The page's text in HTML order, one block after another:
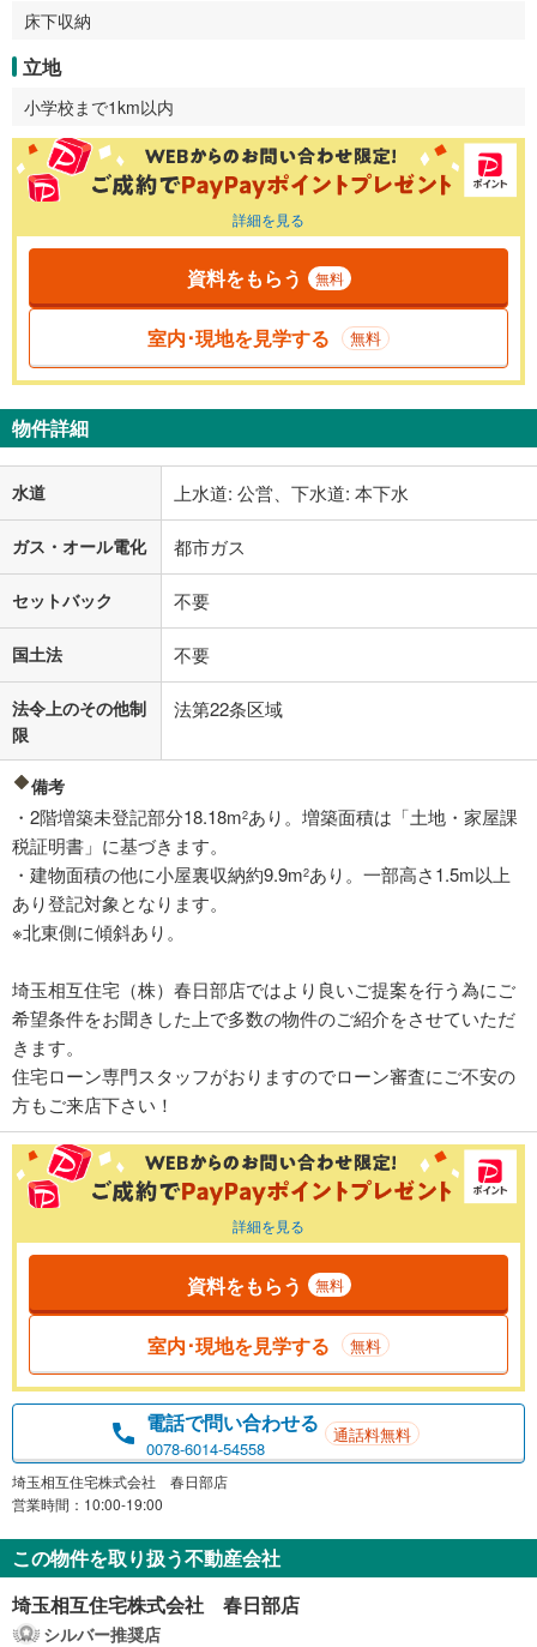
床下収納
立地
小学校まで1km以内
詳細を見る
資料をもらう 無料
室内･現地を見学する 無料
物件詳細
水道 上水道: 公営、下水道: 本下水
ガス・オール電化 都市ガス
セットバック 不要
国土法 不要
法令上のその他制
限
法第22条区域
備考
・2階増築未登記部分18.18m2あり。増築面積は「土地・家屋課
税証明書」に基づきます。
・建物面積の他に小屋裏収納約9.9m2あり。一部高さ1.5m以上
あり登記対象となります。
※北東側に傾斜あり。
埼玉相互住宅（株）春日部店ではより良いご提案を行う為にご
希望条件をお聞きした上で多数の物件のご紹介をさせていただ
きます。
住宅ローン専門スタッフがおりますのでローン審査にご不安の
方もご来店下さい！
詳細を見る
資料をもらう 無料
室内･現地を見学する 無料
電話で問い合わせる
0078-6014-54558
通話料無料
埼玉相互住宅株式会社 春日部店
営業時間：10:00-19:00
この物件を取り扱う不動産会社
埼玉相互住宅株式会社 春日部店
シルバー推奨店